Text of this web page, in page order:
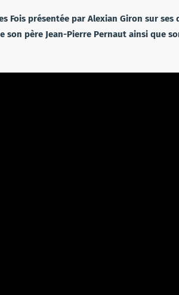
Fois présentée par Alexian Giron sur ses
son père Jean-Pierre Pernaut ainsi que